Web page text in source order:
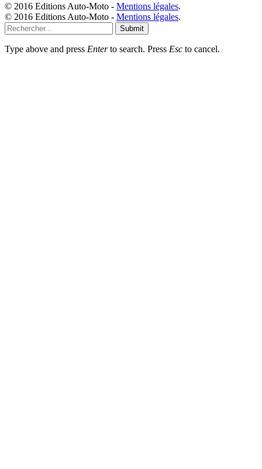
© 2016 Editions Auto-Moto - Mentions légales.
© 2016 Editions Auto-Moto - Mentions légales.
Submit
Type above and press Enterto search. Press Esc to cancel.